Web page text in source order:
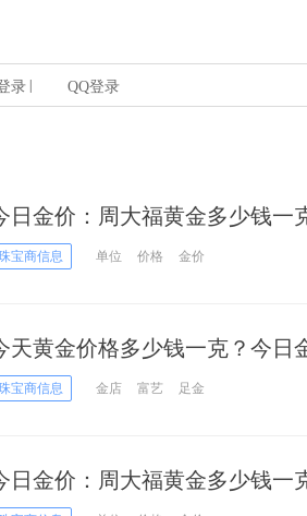
录 QQ登录
日金价：周大福黄金多少钱一
（2020年12月28日）
宝商信息 单位 价格 金价
天黄金价格多少钱一克？今日
日
宝商信息 金店 富艺 足金
日金价：周大福黄金多少钱一